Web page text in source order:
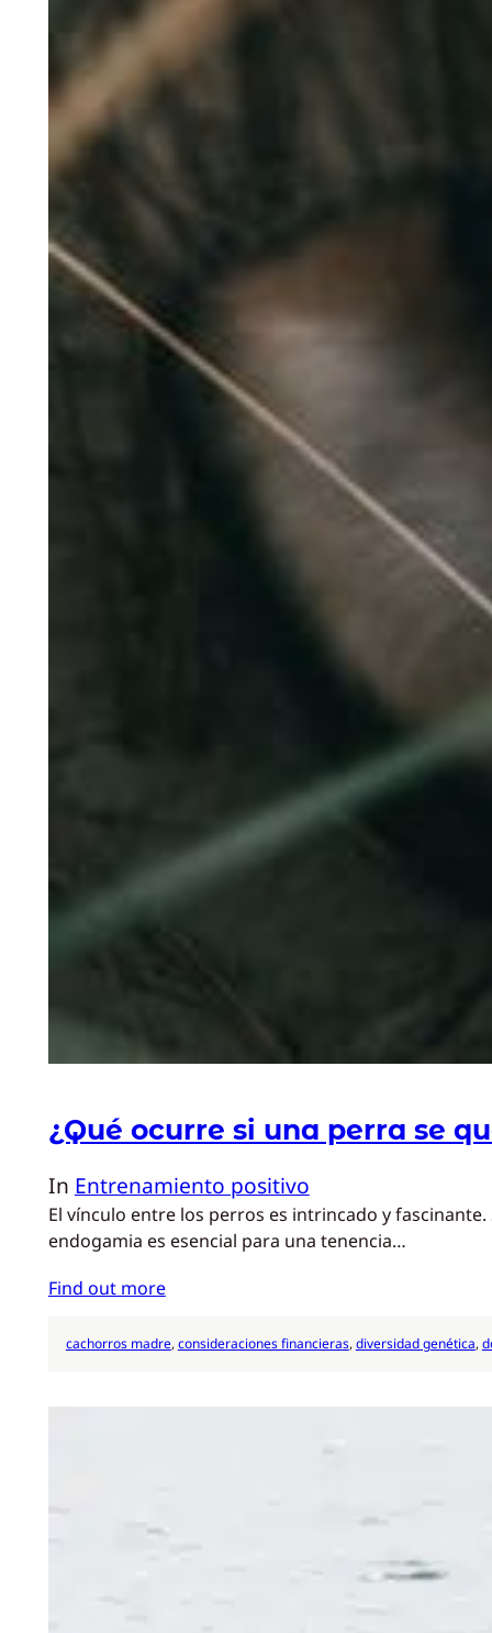
¿Qué ocurre si una perra se
In Entrenamiento positivo
El vínculo entre los perros es intrincado y
endogamia es esencial para una tenencia…
Find out more
cachorros madre, consideraciones financieras, diversidad genética,